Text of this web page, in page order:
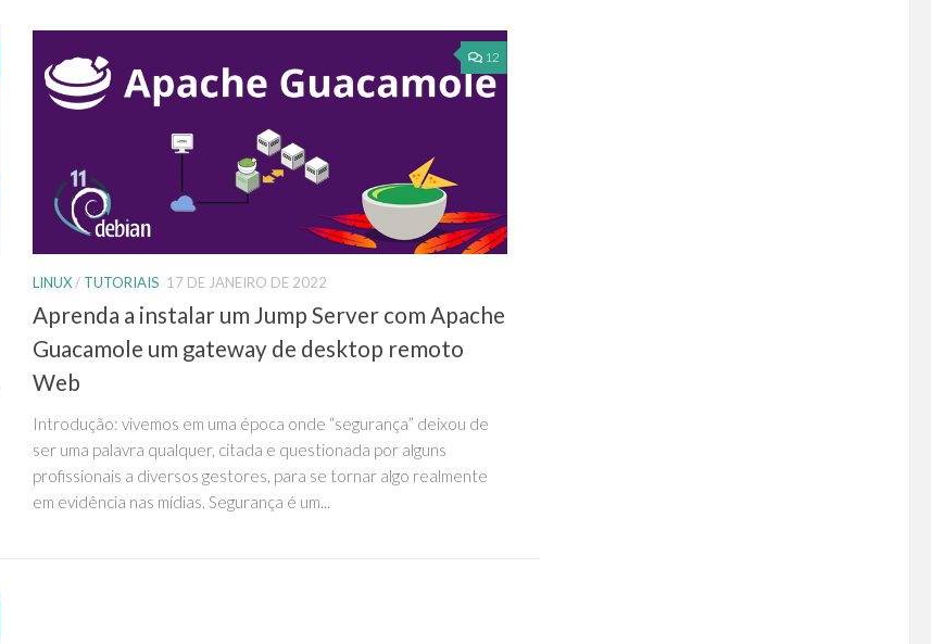
12
LINUX/ TUTORIAIS 17 DE JANEIRO DE 2022
Aprenda a instalar um Jump Server com Apache
Guacamole um gateway de desktop remoto
Web
Introdução: vivemos em uma época onde “segurança” deixou de
ser uma palavra qualquer, citada e questionada por alguns
profissionais a diversos gestores, para se tornar algo realmente
em evidência nas mídias. Segurança é um...